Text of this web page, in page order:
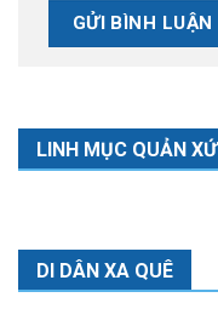
LINH MỤC QUẢN XỨ
DI DÂN XA QUÊ